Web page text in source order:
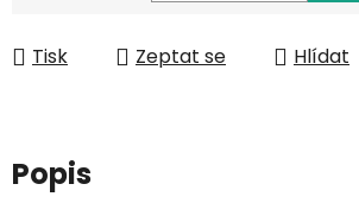
Tisk Zeptat se Hlídat
Popis